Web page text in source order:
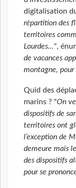
digitalisation
répartition des
territoires
Lourdes…",
de vacances
montagne, pour
Quid des
marins ? "On
dispositifs de
territoires ont
l’exception de
demeure mais
des dispositifs
pour se